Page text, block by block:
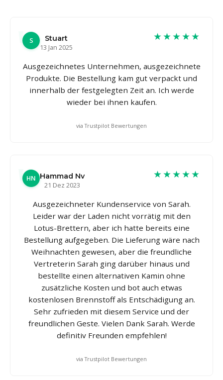
S
Stuart
13 Jan 2025
★★★★★
Ausgezeichnetes Unternehmen, ausgezeichnete
Produkte. Die Bestellung kam gut verpackt und
innerhalb der festgelegten Zeit an. Ich werde
wieder bei ihnen kaufen.
via Trustpilot Bewertungen
HN Hammad Nv
21 Dez 2023
★★★★★
Ausgezeichneter Kundenservice von Sarah.
Leider war der Laden nicht vorrätig mit den
Lotus-Brettern, aber ich hatte bereits eine
Bestellung aufgegeben. Die Lieferung wäre nach
Weihnachten gewesen, aber die freundliche
Vertreterin Sarah ging darüber hinaus und
bestellte einen alternativen Kamin ohne
zusätzliche Kosten und bot auch etwas
kostenlosen Brennstoff als Entschädigung an.
Sehr zufrieden mit diesem Service und der
freundlichen Geste. Vielen Dank Sarah. Werde
definitiv Freunden empfehlen!
via Trustpilot Bewertungen